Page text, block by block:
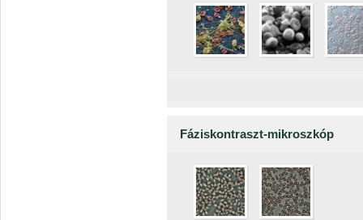
Fáziskontraszt-mikroszkóp